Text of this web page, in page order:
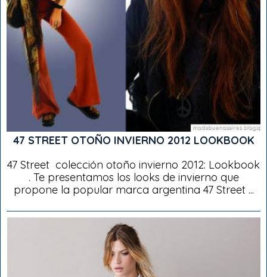
47 STREET OTOÑO INVIERNO 2012 LOOKBOOK
47 Street colección otoño invierno 2012: Lookbook
. Te presentamos los looks de invierno que
propone la popular marca argentina 47 Street ...